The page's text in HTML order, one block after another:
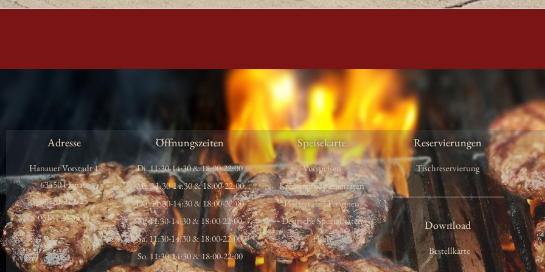
Adresse
Hanauer Vorstadt 1
63450 Hanau
06181 21 6 25
06181 25 53 15
Öffnungszeiten
Di. 11:30-14:30 & 18:00-22:00
Mi. 11:30-14:30 & 18:00-22:00
Do. 11:30-14:30 & 18:00-22:00
Fr. 11:30-14:30 & 18:00-22:00
Sa. 11:30-14:30 & 18:00-22:00
So. 11:30-14:30 & 18:00-22:00
Speisekarte
Vorspeisen
Kroatische Spezialitäten
Platten ab 2 Personen
Deutsche Spezialitäten
Fisch
Reservierungen
Tischreservierung
Download
Bestellkarte